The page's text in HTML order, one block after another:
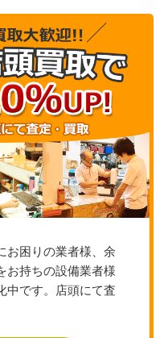
お困りの業者様、余
お持ちの設備業者様
中です。店頭にて査